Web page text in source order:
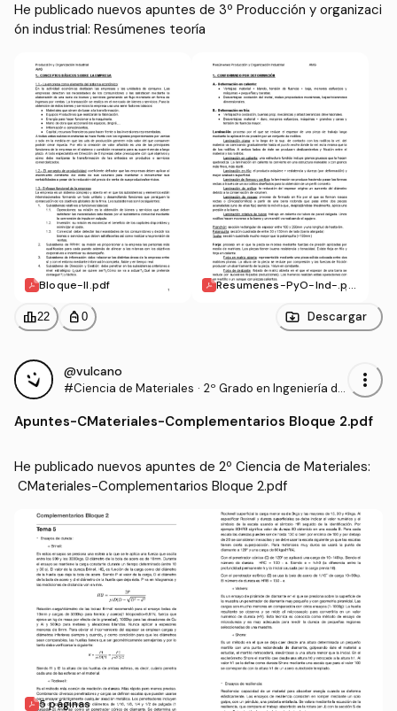
He publicado nuevos apuntes de 3º Producción y organizaci
ón industrial: Resúmenes teoría
Bloque-II.pdf
Resumenes-PyO-Ind-.pd
leaderboard22 personal_bag 0 Descargar
@vulcano
#Ciencia de Materiales · 2º Grado en Ingeniería de
(UVA)
more_vert
Apuntes-CMateriales-Complementarios Bloque 2.pdf
He publicado nuevos apuntes de 2º Ciencia de Materiales:
CMateriales-Complementarios Bloque 2.pdf
5 páginas